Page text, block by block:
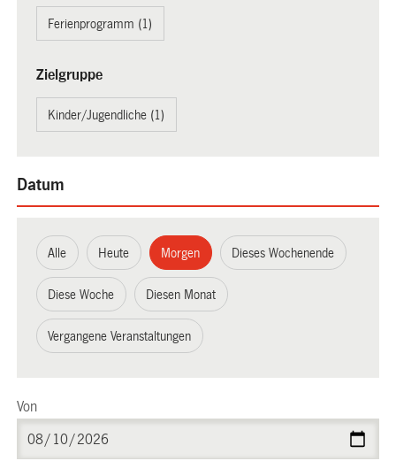
Ferienprogramm (1)
Zielgruppe
Kinder/Jugendliche (1)
Datum
Alle Heute Morgen Dieses Wochenende
Diese Woche Diesen Monat
Vergangene Veranstaltungen
Von